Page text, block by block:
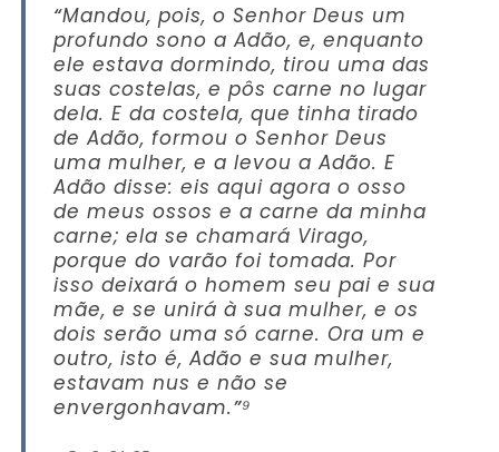
“Mandou, pois, o Senhor Deus um
profundo sono a Adão, e, enquanto
ele estava dormindo, tirou uma das
suas costelas, e pôs carne no lugar
dela. E da costela, que tinha tirado
de Adão, formou o Senhor Deus
uma mulher, e a levou a Adão. E
Adão disse: eis aqui agora o osso
de meus ossos e a carne da minha
carne; ela se chamará Virago,
porque do varão foi tomada. Por
isso deixará o homem seu pai e sua
mãe, e se unirá à sua mulher, e os
dois serão uma só carne. Ora um e
outro, isto é, Adão e sua mulher,
estavam nus e não se
envergonhavam.”⁹